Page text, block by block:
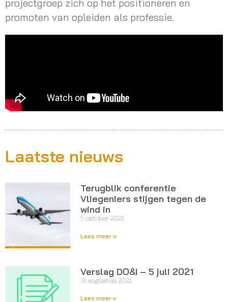
projectgroep zich op het positioneren en
promoten van opleiden als professie.
Laatste nieuws
Terugblik conferentie
Vliegeniers stijgen tegen de
wind in
5 oktober 2021
Lees meer »
Verslag DO&I – 5 juli 2021
31 augustus 2021
Lees meer »